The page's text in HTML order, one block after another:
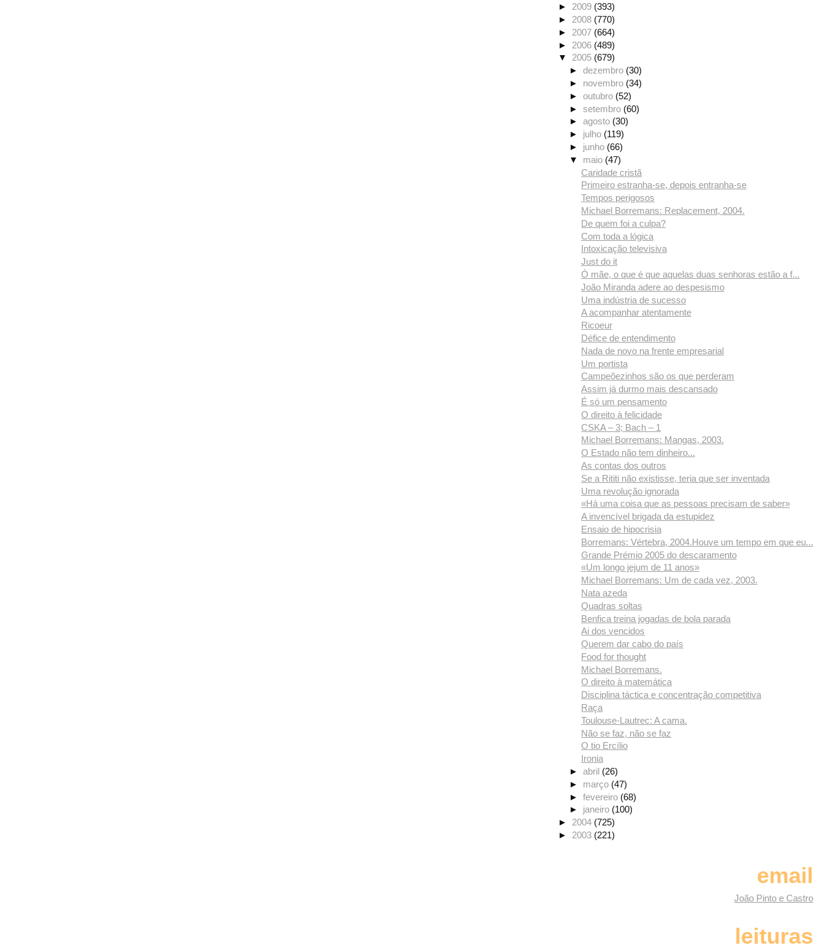
► 2009 (393)
► 2008 (770)
► 2007 (664)
► 2006 (489)
▼2005 (679)
►dezembro (30)
► novembro (34)
►outubro (52)
►setembro (60)
►agosto (30)
► julho (119)
► junho (66)
▼ maio (47)
Caridade cristã
Primeiro estranha-se, depois entranha-se
Tempos perigosos
Michael Borremans: Replacement, 2004.
De quem foi a culpa?
Com toda a lógica
Intoxicação televisiva
Just do it
Ó mãe, o que é que aquelas duas senhoras estão a f...
João Miranda adere ao despesismo
Uma indústria de sucesso
A acompanhar atentamente
Ricoeur
Défice de entendimento
Nada de novo na frente empresarial
Um portista
Campeõezinhos são os que perderam
Assim já durmo mais descansado
É só um pensamento
O direito à felicidade
CSKA – 3; Bach – 1
Michael Borremans: Mangas, 2003.
O Estado não tem dinheiro...
As contas dos outros
Se a Rititi não existisse, teria que ser inventada
Uma revolução ignorada
«Há uma coisa que as pessoas precisam de saber»
A invencível brigada da estupidez
Ensaio de hipocrisia
Borremans: Vértebra, 2004.Houve um tempo em que eu...
Grande Prémio 2005 do descaramento
«Um longo jejum de 11 anos»
Michael Borremans: Um de cada vez, 2003.
Nata azeda
Quadras soltas
Benfica treina jogadas de bola parada
Ai dos vencidos
Querem dar cabo do país
Food for thought
Michael Borremans.
O direito à matemática
Disciplina táctica e concentração competitiva
Raça
Toulouse-Lautrec: A cama.
Não se faz, não se faz
O tio Ercílio
Ironia
►abril (26)
► março (47)
►fevereiro (68)
► janeiro (100)
► 2004 (725)
► 2003 (221)
email
João Pinto e Castro
leituras